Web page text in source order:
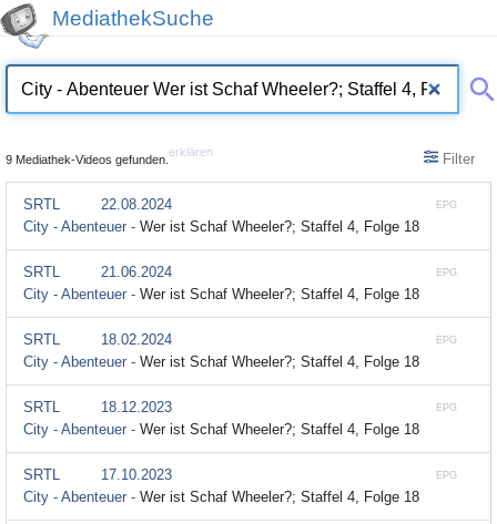
MediathekSuche
9 Mediathek-Videos gefunden.
erklären Filter
EPG
SRTL
22.08.2024
City - Abenteuer - Wer ist Schaf Wheeler?; Staffel 4, Folge 18
EPG
SRTL
21.06.2024
City - Abenteuer - Wer ist Schaf Wheeler?; Staffel 4, Folge 18
EPG
SRTL
18.02.2024
City - Abenteuer - Wer ist Schaf Wheeler?; Staffel 4, Folge 18
EPG
SRTL
18.12.2023
City - Abenteuer - Wer ist Schaf Wheeler?; Staffel 4, Folge 18
EPG
SRTL
17.10.2023
City - Abenteuer - Wer ist Schaf Wheeler?; Staffel 4, Folge 18